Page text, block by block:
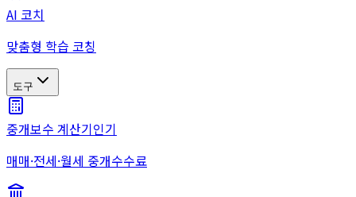
AI 코치
맞춤형 학습 코칭
도구
중개보수 계산기인기
매매·전세·월세 중개수수료